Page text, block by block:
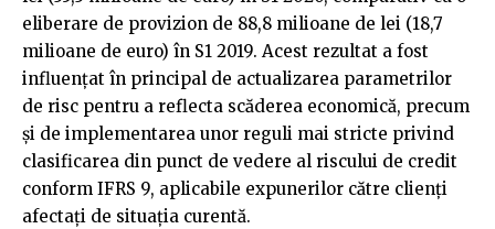
eliberare de provizion de 88,8 milioane de lei (18,7
milioane de euro) în S1 2019. Acest rezultat a fost
influențat în principal de actualizarea parametrilor
de risc pentru a reflecta scăderea economică, precum
și de implementarea unor reguli mai stricte privind
clasificarea din punct de vedere al riscului de credit
conform IFRS 9, aplicabile expunerilor către clienți
afectați de situația curentă.